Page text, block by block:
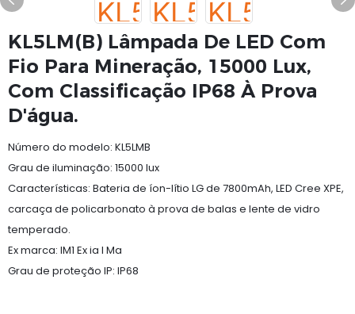
KL5LM(B) Lâmpada De LED Com
Fio Para Mineração, 15000 Lux,
Com Classificação IP68 À Prova
D'água.
Número do modelo: KL5LMB
Grau de iluminação: 15000 lux
Características: Bateria de íon-lítio LG de 7800mAh, LED Cree XPE,
carcaça de policarbonato à prova de balas e lente de vidro
temperado.
Ex marca: IM1 Ex ia I Ma
Grau de proteção IP: IP68